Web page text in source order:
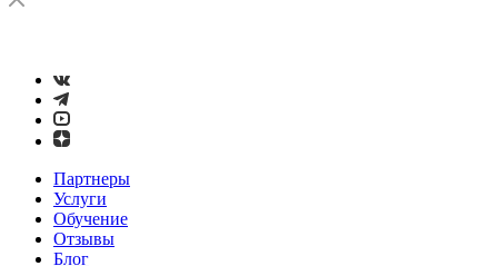
Партнеры
Услуги
Обучение
Отзывы
Блог